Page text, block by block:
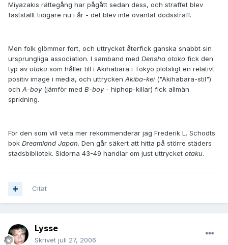
Miyazakis rättegång har pågått sedan dess, och straffet blev
fastställt tidigare nu i år - det blev inte oväntat dödsstraff.
Men folk glömmer fort, och uttrycket återfick ganska snabbt sin
ursprungliga association. I samband med Densha otoko fick den
typ av otaku som håller till i Akihabara i Tokyo plötsligt en relativt
positiv image i media, och uttrycken Akiba-kei("Akihabara-stil")
och A-boy(jämför med B-boy- hiphop-killar) fick allmän
spridning.
För den som vill veta mer rekommenderar jag Frederik L. Schodts
bok Dreamland Japan. Den går säkert att hitta på större städers
stadsbibliotek. Sidorna 43-49 handlar om just uttrycket otaku.
Citat
Lysse
Skrivet juli 27, 2006